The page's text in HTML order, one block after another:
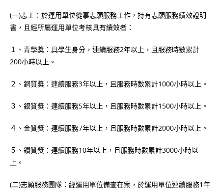
(一)志工：於運用單位從事志願服務工作，持有志願服務績效證明
書，且經所屬運用單位考核具有績效者：
１、青學獎：具學生身分，連續服務2年以上，且服務時數累計
200小時以上。
２、銅質獎：連續服務3年以上，且服務時數累計1000小時以上。
３、銀質獎：連續服務5年以上，且服務時數累計1500小時以上。
４、金質獎：連續服務7年以上，且服務時數累計2000小時以上。
５、鑽質獎：連續服務10年以上，且服務時數累計3000小時以
上。
(二)志願服務團隊：經運用單位備查在案，於運用單位連續服務1年